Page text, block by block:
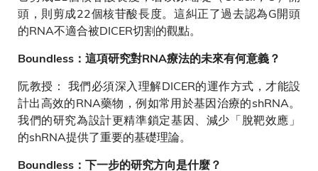
頭，則剪成22個核苷酸長度。這糾正了過去認為G開頭
的RNA不適合被DICER切割的觀點。
Boundless：這項研究對RNA療法的未來有何意義？
阮教授： 我們必須深入理解DICER的運作方式，才能設
計出高效的RNA藥物，例如常用於基因治療的shRNA。
我們的研究為設計更精準鎖定基因、減少「脫靶效應」
的shRNA提供了重要的基礎理論。
Boundless：下一步的研究方向是什麼？